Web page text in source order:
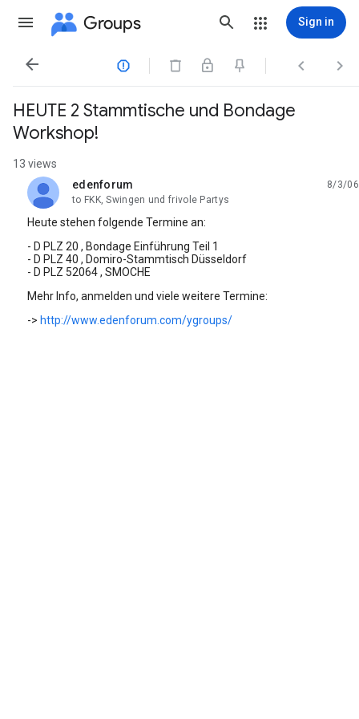
Groups Sign in
   
HEUTE 2 Stammtische und Bondage
Workshop!
13 views
edenforum
unread,
8/3/06
to FKK, Swingen und frivole Partys
Heute stehen folgende Termine an:
- D PLZ 20 , Bondage Einführung Teil 1
- D PLZ 40 , Domiro-Stammtisch Düsseldorf
- D PLZ 52064 , SMOCHE
Mehr Info, anmelden und viele weitere Termine:
-> http://www.edenforum.com/ygroups/